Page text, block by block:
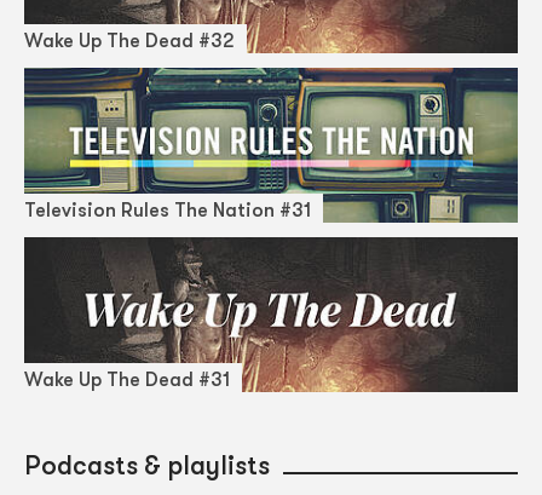
Wake Up The Dead #32
Television Rules The Nation #31
Wake Up The Dead #31
Podcasts & playlists